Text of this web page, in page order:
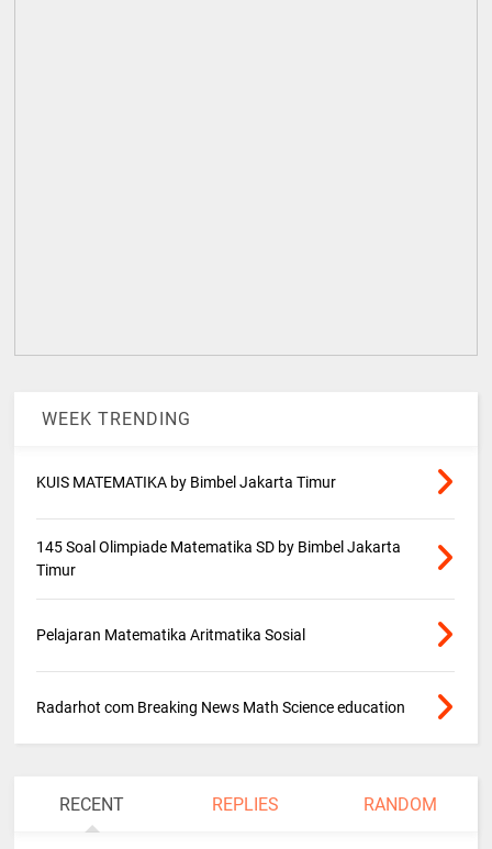
WEEK TRENDING
KUIS MATEMATIKA by Bimbel Jakarta Timur
145 Soal Olimpiade Matematika SD by Bimbel Jakarta
Timur
Pelajaran Matematika Aritmatika Sosial
Radarhot com Breaking News Math Science education
RECENT REPLIES RANDOM